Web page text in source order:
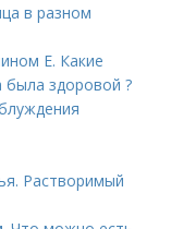
в разном
Е. Какие
здоровой ?
Растворимый